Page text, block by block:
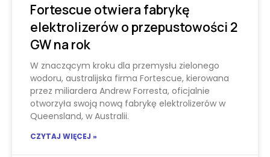
Fortescue otwiera fabrykę
elektrolizerów o przepustowości 2
GW na rok
W znaczącym kroku dla przemysłu zielonego
wodoru, australijska firma Fortescue, kierowana
przez miliardera Andrew Forresta, oficjalnie
otworzyła swoją nową fabrykę elektrolizerów w
Queensland, w Australii.
CZYTAJ WIĘCEJ »